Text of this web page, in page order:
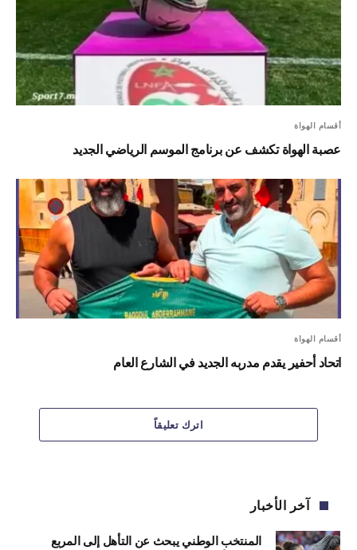
أقسام الهواة
عصبة الهواة تكشف عن برنامج الموسم الرياضي الجديد
أقسام الهواة
اتحاد أحفير يقدم مدربه الجديد في الشارع العام
اترك تعليقاً
آخر الأخبار
المنتخب الوطني يبحث عن التأهل إلى المربع